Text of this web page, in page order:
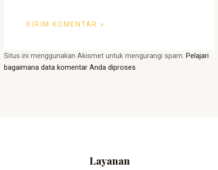
Situs ini menggunakan Akismet untuk mengurangi spam. Pelajari
bagaimana data komentar Anda diproses
Layanan